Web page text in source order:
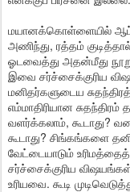
மயானக்கொள்ளையில்
அணிந்து, ரத்தம்
ஓடவைத்து அதன்மீது
இவை சர்ச்சைக்குரிய
மனிதர்களுடைய
எம்மாதிரியான
வளர்க்கலாம், கூடாது?
கூடாது? சிங்கங்களை
வேட்டையாடும்
சர்ச்சைக்குரிய
உரியவை. கூடி